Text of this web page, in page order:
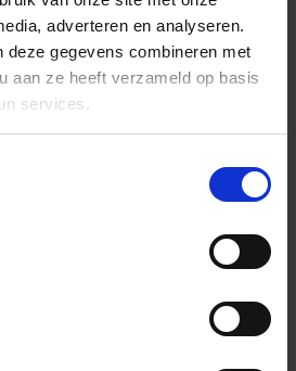
adverteren en analyseren.
deze gegevens combineren met
aan ze heeft verzameld op basis
services.